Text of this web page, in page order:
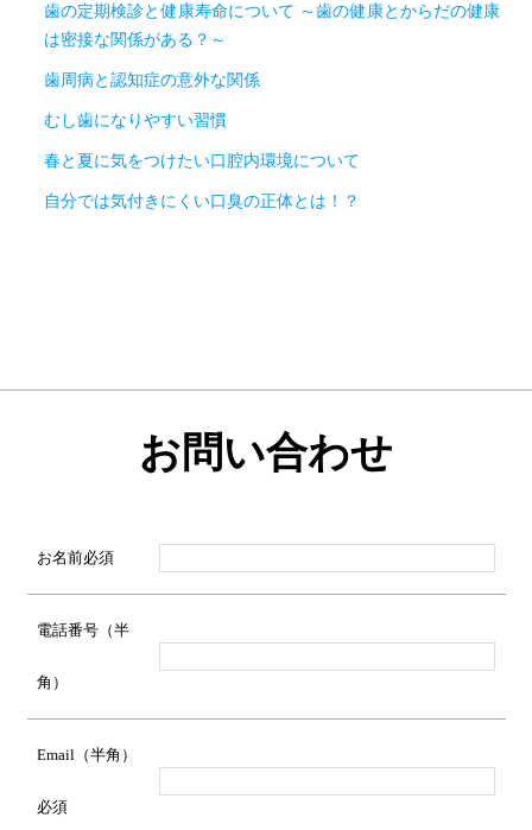
歯の定期検診と健康寿命について ～歯の健康とからだの健康
は密接な関係がある？～
歯周病と認知症の意外な関係
むし歯になりやすい習慣
春と夏に気をつけたい口腔内環境について
自分では気付きにくい口臭の正体とは！？
お問い合わせ
お名前必須
電話番号（半
角）
Email（半角）
必須